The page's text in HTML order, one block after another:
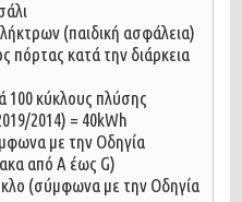
(παιδική ασφάλεια)
πόρτας κατά την διάρκεια
κύκλους πλύσης
2014) = 40kWh
με την Οδηγία
από A έως G)
(σύμφωνα με την Οδηγία